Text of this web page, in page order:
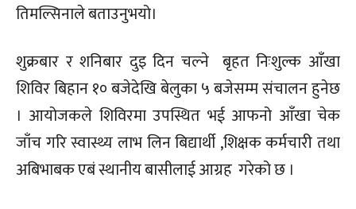
तिमल्सिनाले बताउनुभयो।
शुक्रबार र शनिबार दुइ दिन चल्ने बृहत निःशुल्क आँखा
शिविर बिहान १० बजेदेखि बेलुका ५ बजेसम्म संचालन हुनेछ
। आयोजकले शिविरमा उपस्थित भई आफनो आँखा चेक
जाँच गरि स्वास्थ्य लाभ लिन बिद्यार्थी ,शिक्षक कर्मचारी तथा
अबिभाबक एबं स्थानीय बासीलाई आग्रह गरेको छ ।